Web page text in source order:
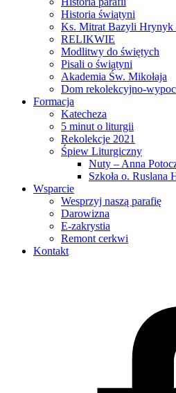
Historia świątyni
Ks. Mitrat Bazyli Hrynyk
RELIKWIE
Modlitwy do świętych
Pisali o świątyni
Akademia Św. Mikołaja
Dom rekolekcyjno-
Formacja
Katecheza
5 minut o liturgii
Rekolekcje 2021
Śpiew Liturgiczny
Nuty – Anna
Szkoła о. Ruslana
Wsparcie
Wesprzyj naszą parafię
Darowizna
E-zakrystia
Remont cerkwi
Kontakt